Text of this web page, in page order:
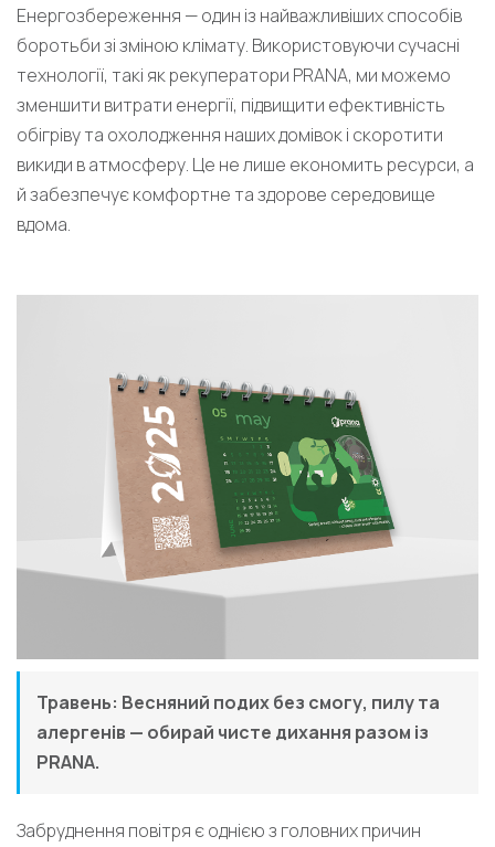
Енергозбереження — один із найважливіших способів
боротьби зі зміною клімату. Використовуючи сучасні
технології, такі як рекуператори PRANA, ми можемо
зменшити витрати енергії, підвищити ефективність
обігріву та охолодження наших домівок і скоротити
викиди в атмосферу. Це не лише економить ресурси, а
й забезпечує комфортне та здорове середовище
вдома.
Травень: Весняний подих без смогу, пилу та
алергенів — обирай чисте дихання разом із
PRANA.
Забруднення повітря є однією з головних причин